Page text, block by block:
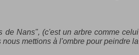
de Nans", (c'est un arbre comme celui
mettions à l'ombre pour peindre la